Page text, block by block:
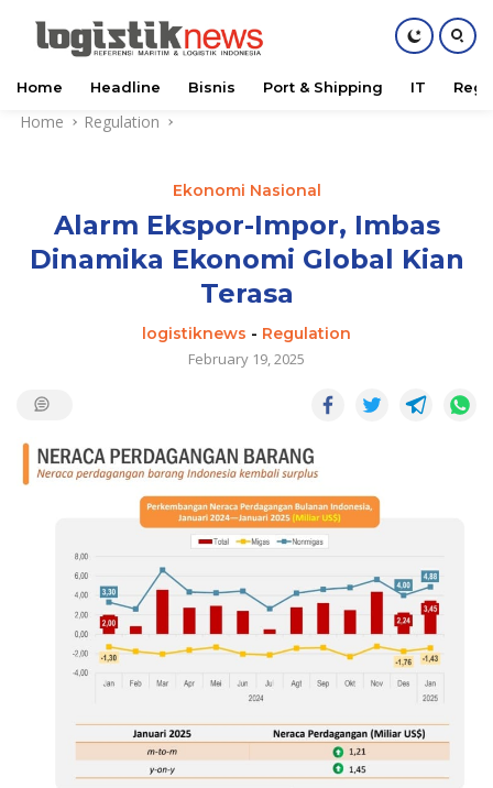
Skip
Home Headline Bisnis Port & Shipping IT
Home Regulation
Ekonomi Nasional
Alarm Ekspor-Impor, Imbas
Dinamika Ekonomi Global Kian
Terasa
logistiknews - Regulation
February 19, 2025